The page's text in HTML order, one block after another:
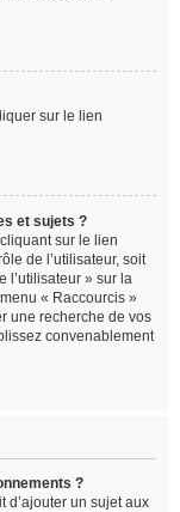
sur le lien
et sujets ?
sur le lien
de l’utilisateur, soit
l’utilisateur » sur la
« Raccourcis »
une recherche de vos
convenablement
?
d’ajouter un sujet aux